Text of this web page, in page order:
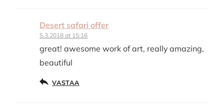
Desert safari offer
5.3.2018 at 15:16
great! awesome work of art, really amazing,
beautiful
VASTAA